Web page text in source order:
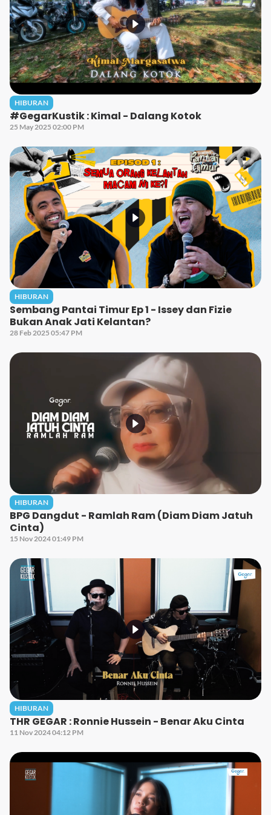
HIBURAN
#GegarKustik : Kimal - Dalang Kotok
25 May 2025 02:00 PM
HIBURAN
Sembang Pantai Timur Ep 1 - Issey dan Fizie
Bukan Anak Jati Kelantan?
28 Feb 2025 05:47 PM
HIBURAN
BPG Dangdut - Ramlah Ram (Diam Diam Jatuh
Cinta)
15 Nov 2024 01:49 PM
HIBURAN
THR GEGAR : Ronnie Hussein - Benar Aku Cinta
11 Nov 2024 04:12 PM